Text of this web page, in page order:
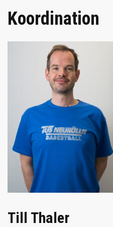
Koordination
Till Thaler